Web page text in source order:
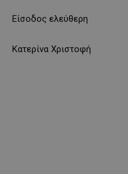
Είσοδος ελεύθερη
Κατερίνα Χριστοφή